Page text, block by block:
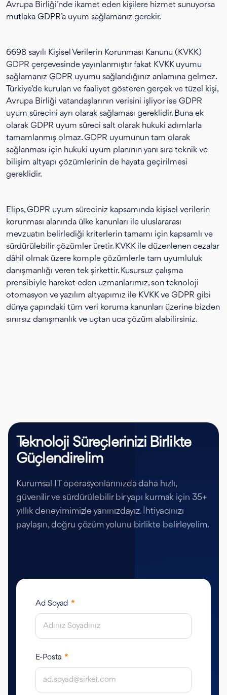
Avrupa Birliği’nde ikamet eden kişilere hizmet sunuyorsa
mutlaka GDPR’a uyum sağlamanız gerekir.
6698 sayılı Kişisel Verilerin Korunması Kanunu (KVKK)
GDPR çerçevesinde yayınlanmıştır fakat KVKK uyumu
sağlamanız GDPR uyumu sağlandığınız anlamına gelmez.
Türkiye’de kurulan ve faaliyet gösteren gerçek ve tüzel kişi,
Avrupa Birliği vatandaşlarının verisini işliyor ise GDPR
uyum sürecini ayrı olarak sağlaması gereklidir. Buna ek
olarak GDPR uyum süreci salt olarak hukuki adımlarla
tamamlanmış olmaz. GDPR uyumunun tam olarak
sağlanması için hukuki uyum planının yanı sıra teknik ve
bilişim altyapı çözümlerinin de hayata geçirilmesi
gereklidir.
Elips, GDPR uyum süreciniz kapsamında kişisel verilerin
korunması alanında ülke kanunları ile uluslararası
mevzuatın belirlediği kriterlerin tamamı için kapsamlı ve
sürdürülebilir çözümler üretir. KVKK ile düzenlenen cezalar
dâhil olmak üzere komple çözümlerle tam uyumluluk
danışmanlığı veren tek şirkettir. Kusursuz çalışma
prensibiyle hareket eden uzmanlarımız, son teknoloji
otomasyon ve yazılım altyapımız ile KVKK ve GDPR gibi
dünya çapındaki tüm veri koruma kanunları üzerine bizden
sınırsız danışmanlık ve uçtan uca çözüm alabilirsiniz.
Teknoloji Süreçlerinizi Birlikte
Güçlendirelim
Kurumsal IT operasyonlarınızda daha hızlı,
güvenilir ve sürdürülebilir bir yapı kurmak için 35+
yıllık deneyimimizle yanınızdayız. İhtiyacınızı
paylaşın, doğru çözüm yolunu birlikte belirleyelim.
Ad Soyad *
E-Posta *